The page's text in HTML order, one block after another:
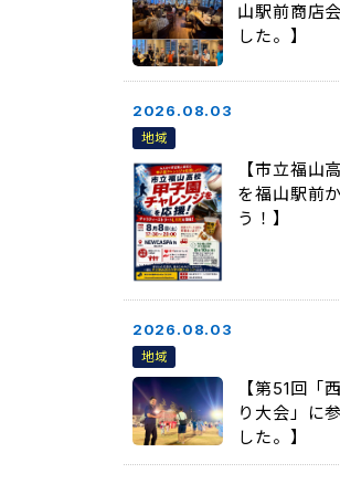
山駅前商店
した。】
2026.08.03
地域
【市立福山
を福山駅前
う！】
2026.08.03
地域
【第51回「
り大会」に
した。】